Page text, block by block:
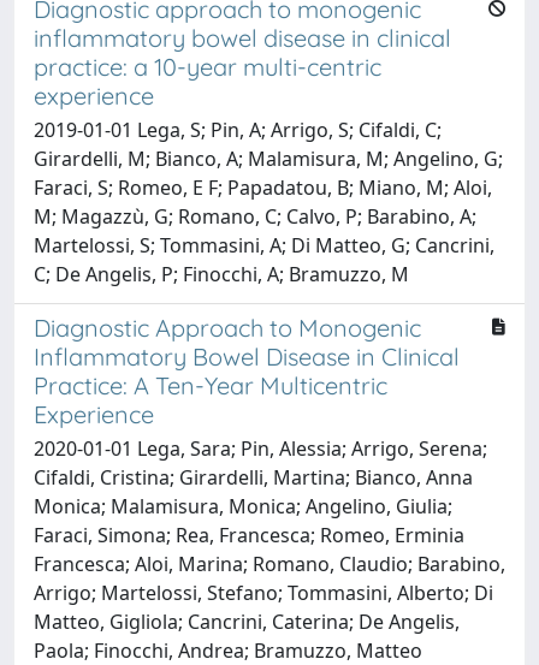
Diagnostic approach to monogenic
inflammatory bowel disease in clinical
practice: a 10-year multi-centric
experience
2019-01-01 Lega, S; Pin, A; Arrigo, S; Cifaldi, C;
Girardelli, M; Bianco, A; Malamisura, M; Angelino, G;
Faraci, S; Romeo, E F; Papadatou, B; Miano, M; Aloi,
M; Magazzù, G; Romano, C; Calvo, P; Barabino, A;
Martelossi, S; Tommasini, A; Di Matteo, G; Cancrini,
C; De Angelis, P; Finocchi, A; Bramuzzo, M
Diagnostic Approach to Monogenic
Inflammatory Bowel Disease in Clinical
Practice: A Ten-Year Multicentric
Experience
2020-01-01 Lega, Sara; Pin, Alessia; Arrigo, Serena;
Cifaldi, Cristina; Girardelli, Martina; Bianco, Anna
Monica; Malamisura, Monica; Angelino, Giulia;
Faraci, Simona; Rea, Francesca; Romeo, Erminia
Francesca; Aloi, Marina; Romano, Claudio; Barabino,
Arrigo; Martelossi, Stefano; Tommasini, Alberto; Di
Matteo, Gigliola; Cancrini, Caterina; De Angelis,
Paola; Finocchi, Andrea; Bramuzzo, Matteo